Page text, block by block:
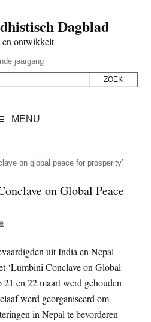
Dagblad
ontwikkelt
jaargang
MENU
on global peace for prosperity’
on Global Peace
uit India en Nepal
‘Lumbini Conclave on Global
21 en 22 maart werd gehouden
werd georganiseerd om
in Nepal te bevorderen